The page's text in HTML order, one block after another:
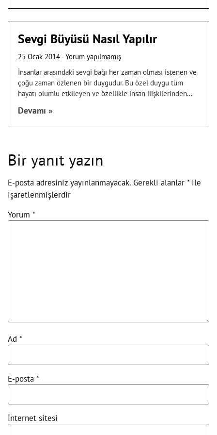
Sevgi Büyüsü Nasıl Yapılır
25 Ocak 2014 Yorum yapılmamış
İnsanlar arasındaki sevgi bağı her zaman olması istenen ve
çoğu zaman özlenen bir duygudur. Bu özel duygu tüm
hayatı olumlu etkileyen ve özellikle insan ilişkilerinden
Devamı »
Bir yanıt yazın
E-posta adresiniz yayınlanmayacak. Gerekli alanlar *ile
işaretlenmişlerdir
Yorum *
Ad *
E-posta *
İnternet sitesi